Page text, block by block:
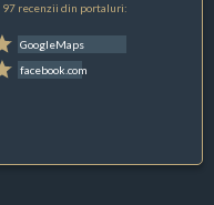
97 recenzii din portaluri:
GoogleMaps
facebook.com